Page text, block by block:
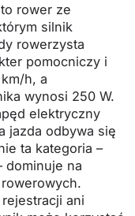
rower ze
silnik
rowerzysta
pomocniczy i
h, a
wynosi 250 W.
elektryczny
jazda odbywa się
ta kategoria –
dominuje na
ani